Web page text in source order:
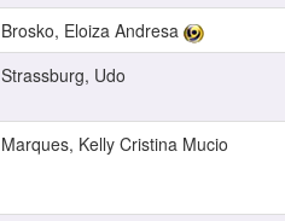
Brosko, Eloiza Andresa
Strassburg, Udo
Marques, Kelly Cristina Mucio